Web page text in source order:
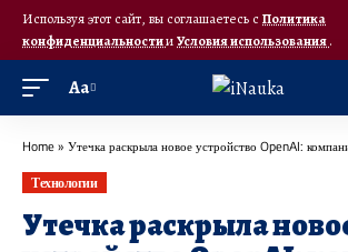
Используя этот сайт, вы соглашаетесь с Политика
конфиденциальностииУсловия использования.
Аа
Home » Утечка раскрыла новое устройство OpenAI: компания
Технологии
Утечка раскрыла